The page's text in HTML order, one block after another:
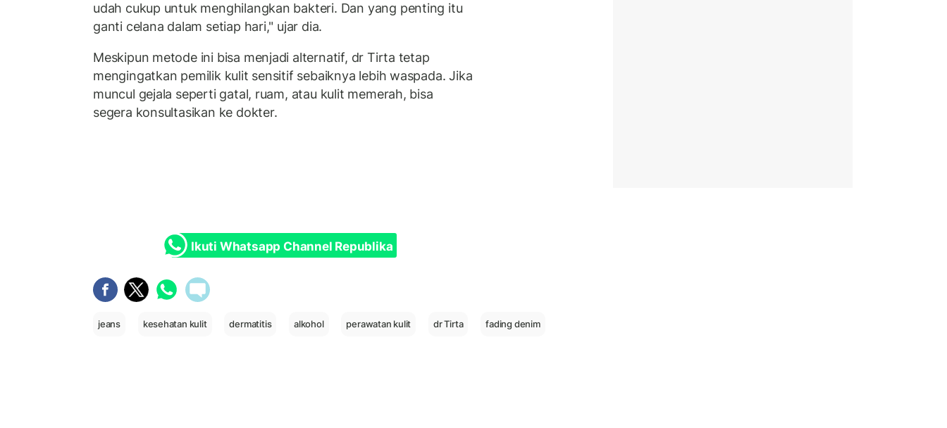
udah cukup untuk menghilangkan bakteri. Dan yang penting itu
ganti celana dalam setiap hari," ujar dia.
Meskipun metode ini bisa menjadi alternatif, dr Tirta tetap
mengingatkan pemilik kulit sensitif sebaiknya lebih waspada. Jika
muncul gejala seperti gatal, ruam, atau kulit memerah, bisa
segera konsultasikan ke dokter.
Ikuti Whatsapp Channel Republika
jeans kesehatan kulit dermatitis alkohol perawatan kulit dr Tirta fading denim